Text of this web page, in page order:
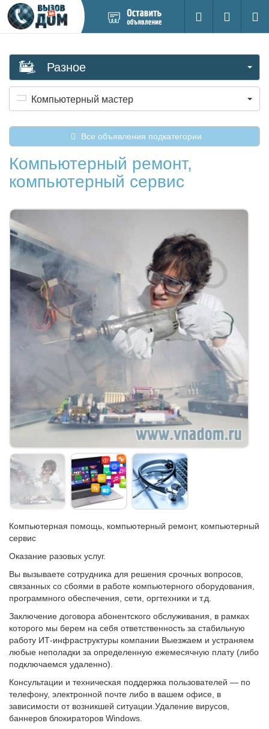
новое
Поиск
Вход на
Разное
Компьютерный мастер
Все объявления подкатегории
Компьютерный ремонт,
компьютерный сервис
Компьютерная помощь, компьютерный ремонт, компьютерный
сервис
Оказание разовых услуг.
Вы вызываете сотрудника для решения срочных вопросов,
связанных со сбоями в работе компьютерного оборудования,
программного обеспечения, сети, оргтехники и т.д.
Заключение договора абонентского обслуживания, в рамках
которого мы берем на себя ответственность за стабильную
работу ИТ-инфраструктуры компании Выезжаем и устраняем
любые неполадки за определенную ежемесячную плату (либо
подключаемся удаленно).
Консультации и техническая поддержка пользователей — по
телефону, электронной почте либо в вашем офисе, в
зависимости от возникшей ситуации.Удаление вирусов,
баннеров блокираторов Windows.